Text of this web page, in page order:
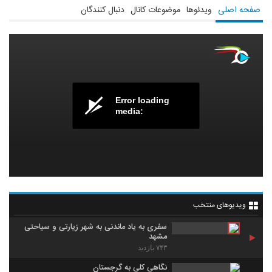
صفحه اصلی ویدئوها موضوعات کانال دنبال کنندگان
Error loading
media:
ویدیوهای منتخب
سفری به یاد ماندنی به شهر زیارتی و سیاحتی
مشهد
۷۴۳ بازدید
نگاهی کلی به گرجستان